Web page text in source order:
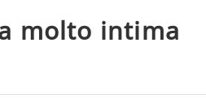
molto intima